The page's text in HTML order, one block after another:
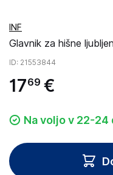
INF
Glavnik za hišne
ID: 21553844
1769 €
Na voljo v 22-